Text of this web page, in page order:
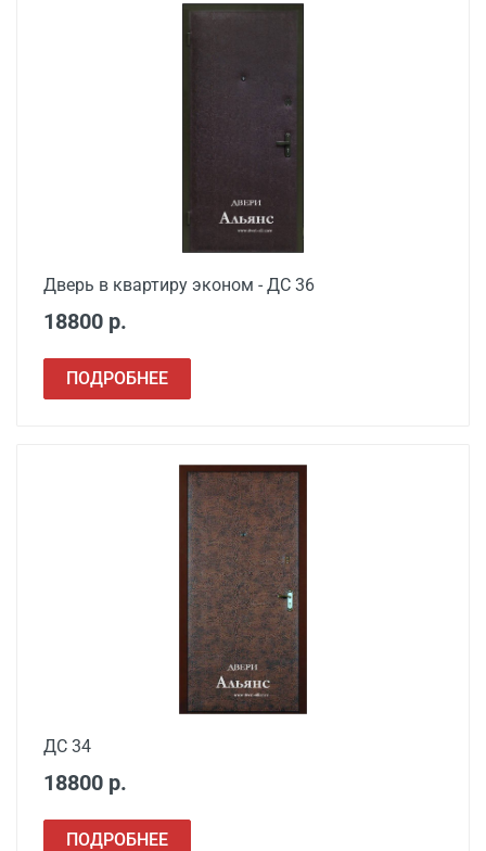
Дверь в квартиру эконом - ДС 36
18800 р.
ПОДРОБНЕЕ
ДС 34
18800 р.
ПОДРОБНЕЕ